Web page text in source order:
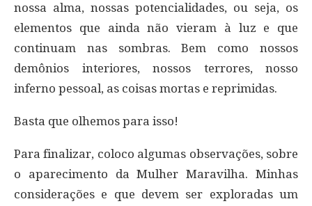
nossa alma, nossas potencialidades, ou seja, os
elementos que ainda não vieram à luz e que
continuam nas sombras. Bem como nossos
demônios interiores, nossos terrores, nosso
inferno pessoal, as coisas mortas e reprimidas.
Basta que olhemos para isso!
Para finalizar, coloco algumas observações, sobre
o aparecimento da Mulher Maravilha. Minhas
considerações e que devem ser exploradas um